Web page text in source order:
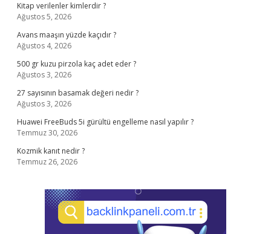
Kitap verilenler kimlerdir ?
Ağustos 5, 2026
Avans maaşın yüzde kaçıdır ?
Ağustos 4, 2026
500 gr kuzu pirzola kaç adet eder ?
Ağustos 3, 2026
27 sayısının basamak değeri nedir ?
Ağustos 3, 2026
Huawei FreeBuds 5i gürültü engelleme nasıl yapılır ?
Temmuz 30, 2026
Kozmik kanıt nedir ?
Temmuz 26, 2026